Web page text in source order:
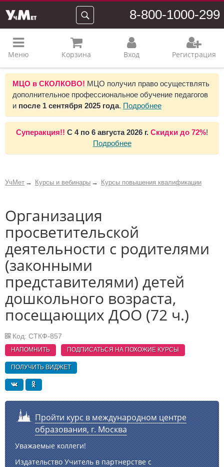
8-800-1000-299
Меню Корзина Вход Регистрация
МЦО в СКОЛКОВО! МЦО получил право осуществлять
дополнительное профессиональное обучение педагогов
и после 1 сентября 2025 года. Подробнее
Суперакция!! С 4 по 6 августа 2026 г. Скидки до 72%!
Подробнее
УчМет Курсы и вебинары Курсы повышения квалификации
Организация
просветительской
деятельности с родителями
(законными
представителями) детей
дошкольного возраста,
посещающих ДОО (72 ч.)
Код: СТКФ-857
НАПОМНИТЬ ПОДПИСАТЬСЯ НА ПОХОЖИЕКУРСЫ
ПОЛУЧИТЬ ВИДЖЕТ
Пройти курс в международном центре
образования, г. Москва
Уважаемые коллеги!
Издательство Учитель в партнерстве с